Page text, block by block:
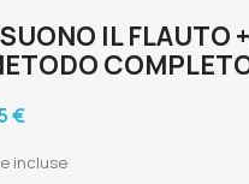
IL FLAUTO
€
incluse